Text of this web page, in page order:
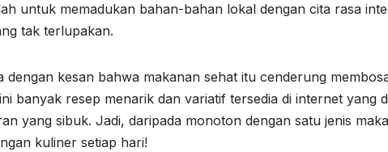
untuk memadukan bahan-bahan lokal dengan cita rasa
tak terlupakan.
dengan kesan bahwa makanan sehat itu cenderung
banyak resep menarik dan variatif tersedia di internet yang
yang sibuk. Jadi, daripada monoton dengan satu jenis
kuliner setiap hari!